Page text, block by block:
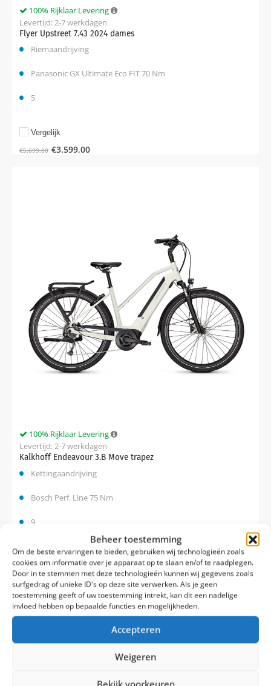
Beheer toestemming
Om de beste ervaringen te bieden, gebruiken wij technologieën zoals
cookies om informatie over je apparaat op te slaan en/of te raadplegen.
Door in te stemmen met deze technologieën kunnen wij gegevens zoals
surfgedrag of unieke ID's op deze site verwerken. Als je geen
toestemming geeft of uw toestemming intrekt, kan dit een nadelige
invloed hebben op bepaalde functies en mogelijkheden.
Accepteren
Weigeren
Flyer Upstreet 7.43 2024 dames
100% Rijklaar Levering
Levertijd: 2-7 werkdagen
Riemaandrijving
Panasonic GX Ultimate Eco FIT 70 Nm
5
€5.699,00 €3.599,00
Vergelijk
Kalkhoff Endeavour 3.B Move trapez
100% Rijklaar Levering
Levertijd: 2-7 werkdagen
Kettingaandrijving
Bosch Perf. Line 75 Nm
9
€3.449,00 €2.499,00
Vergelijk